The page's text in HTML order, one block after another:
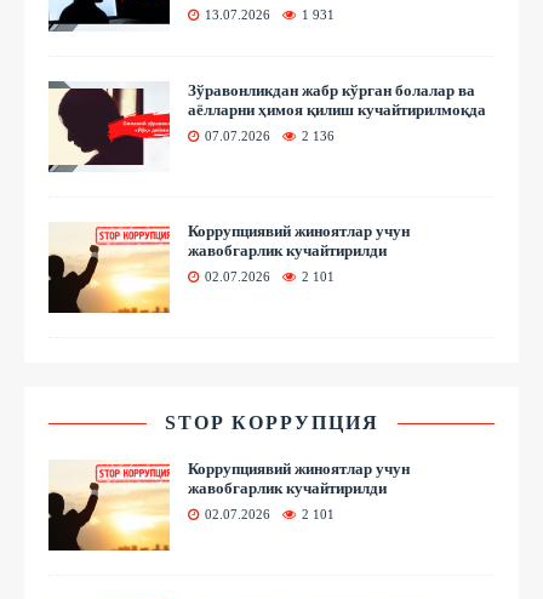
13.07.2026 1 931
Зўравонликдан жабр кўрган болалар ва
аёлларни ҳимоя қилиш кучайтирилмоқда
07.07.2026 2 136
Коррупциявий жиноятлар учун
жавобгарлик кучайтирилди
02.07.2026 2 101
STOP КОРРУПЦИЯ
Коррупциявий жиноятлар учун
жавобгарлик кучайтирилди
02.07.2026 2 101